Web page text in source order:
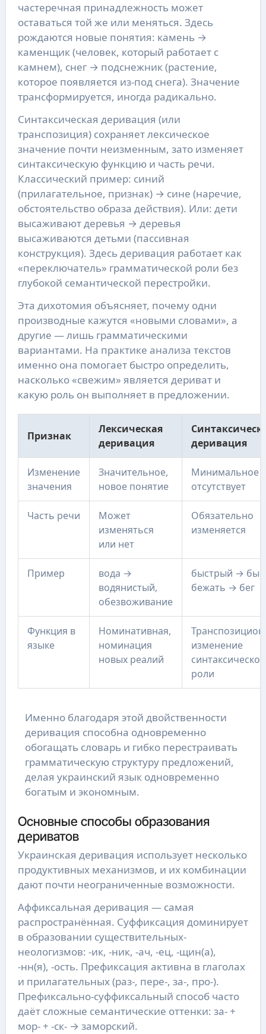
частеречная принадлежность может
оставаться той же или меняться. Здесь
рождаются новые понятия: камень →
каменщик (человек, который работает с
камнем), снег → подснежник (растение,
которое появляется из-под снега). Значение
трансформируется, иногда радикально.
Синтаксическая деривация (или
транспозиция) сохраняет лексическое
значение почти неизменным, зато изменяет
синтаксическую функцию и часть речи.
Классический пример: синий
(прилагательное, признак) → сине (наречие,
обстоятельство образа действия). Или: дети
высаживают деревья → деревья
высаживаются детьми (пассивная
конструкция). Здесь деривация работает как
«переключатель» грамматической роли без
глубокой семантической перестройки.
Эта дихотомия объясняет, почему одни
производные кажутся «новыми словами», а
другие — лишь грамматическими
вариантами. На практике анализа текстов
именно она помогает быстро определить,
насколько «свежим» является дериват и
какую роль он выполняет в предложении.
Признак
Лексическая
деривация
деривация
Изменение
значения
Значительное,
новое понятие
Минимальное
отсутствует
Часть речи
Может
изменяться
или нет
Обязательно
изменяется
Пример
вода →
водянистый,
обезвоживание
быстрый →
бежать → бег
Функция в
языке
Номинативная,
номинация
новых реалий
изменение
синтаксической
роли
Именно благодаря этой двойственности
деривация способна одновременно
обогащать словарь и гибко перестраивать
грамматическую структуру предложений,
делая украинский язык одновременно
богатым и экономным.
Основные способы образования
дериватов
Украинская деривация использует несколько
продуктивных механизмов, и их комбинации
дают почти неограниченные возможности.
Аффиксальная деривация — самая
распространённая. Суффиксация доминирует
в образовании существительных-
неологизмов: -ик, -ник, -ач, -ец, -щин(а),
-нн(я), -ость. Префиксация активна в глаголах
и прилагательных (раз-, пере-, за-, про-).
Префиксально-суффиксальный способ часто
даёт сложные семантические оттенки: за- +
мор- + -ск- → заморский.